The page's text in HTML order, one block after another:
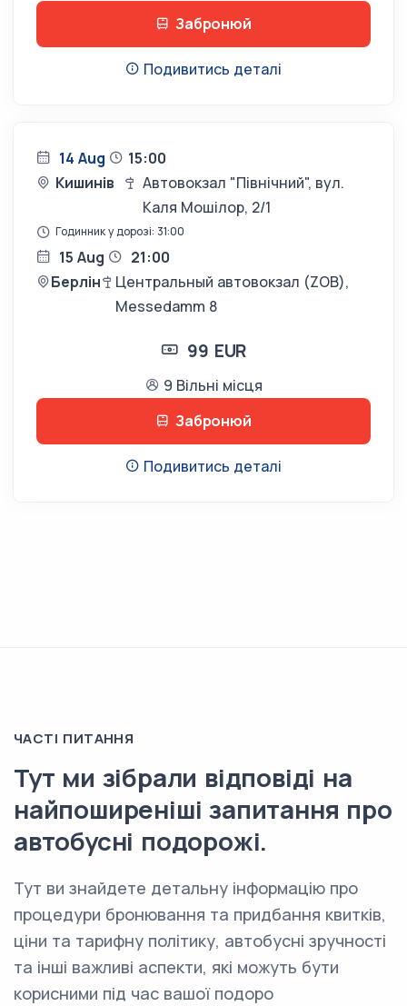
Забронюй
Подивитись деталі
14 Aug
15:00
Кишинів
Автовокзал "Північний", вул.
Каля Мошілор, 2/1
Годинник у дорозі: 31:00
15 Aug
21:00
Берлін
Центральный автовокзал (ZOB),
Messedamm 8
99 EUR
9 Вільні місця
Забронюй
Подивитись деталі
ЧАСТІ ПИТАННЯ
Тут ми зібрали відповіді на
найпоширеніші запитання про
автобусні подорожі.
Тут ви знайдете детальну інформацію про
процедури бронювання та придбання квитків,
ціни та тарифну політику, автобусні зручності
та інші важливі аспекти, які можуть бути
корисними під час вашої подоро